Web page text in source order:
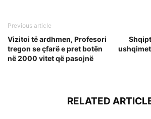
Previous article
Vizitoi të ardhmen, Profesori
tregon se çfarë e pret botën
në 2000 vitet që pasojnë
RELATED